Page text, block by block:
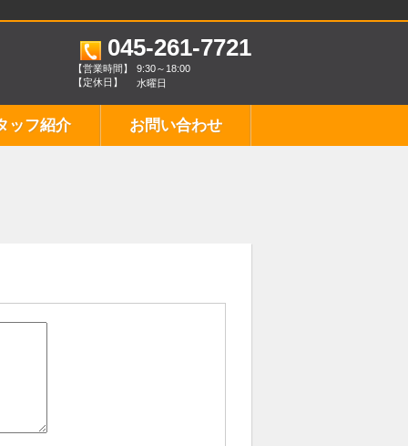
045-261-7721
【営業時間】
9:30～18:00
【定休日】
水曜日
ッフ紹介 お問い合わせ